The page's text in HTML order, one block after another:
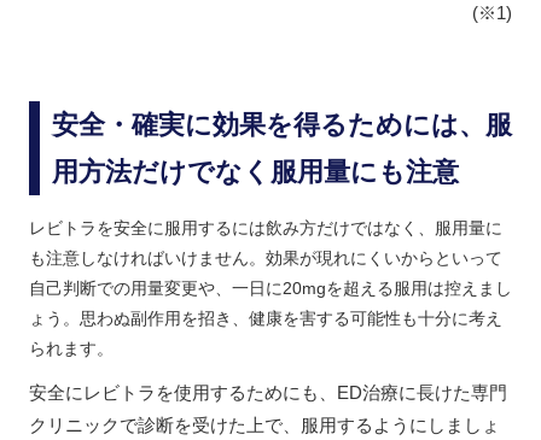
(※1)
安全・確実に効果を得るためには、服
用方法だけでなく服用量にも注意
レビトラを安全に服用するには飲み方だけではなく、服用量に
も注意しなければいけません。効果が現れにくいからといって
自己判断での用量変更や、一日に20mgを超える服用は控えまし
ょう。思わぬ副作用を招き、健康を害する可能性も十分に考え
られます。
安全にレビトラを使用するためにも、ED治療に長けた専門
クリニックで診断を受けた上で、服用するようにしましょ